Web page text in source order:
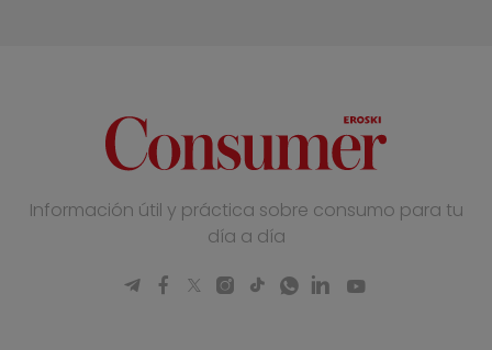
Información útil y práctica sobre consumo para tu
día a día